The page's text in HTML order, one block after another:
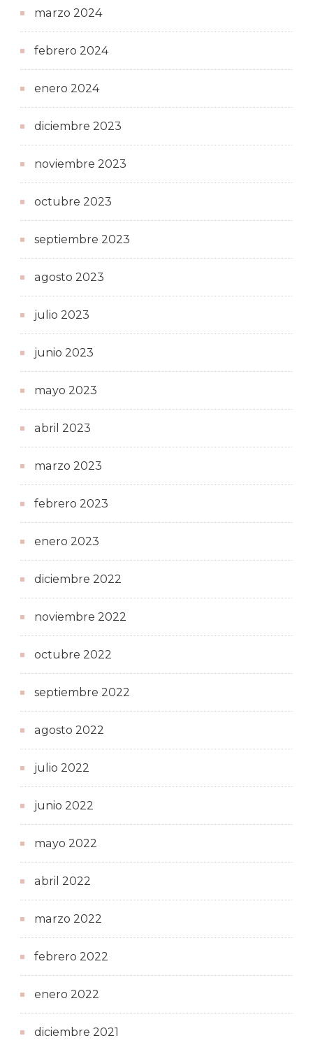
marzo 2024
febrero 2024
enero 2024
diciembre 2023
noviembre 2023
octubre 2023
septiembre 2023
agosto 2023
julio 2023
junio 2023
mayo 2023
abril 2023
marzo 2023
febrero 2023
enero 2023
diciembre 2022
noviembre 2022
octubre 2022
septiembre 2022
agosto 2022
julio 2022
junio 2022
mayo 2022
abril 2022
marzo 2022
febrero 2022
enero 2022
diciembre 2021